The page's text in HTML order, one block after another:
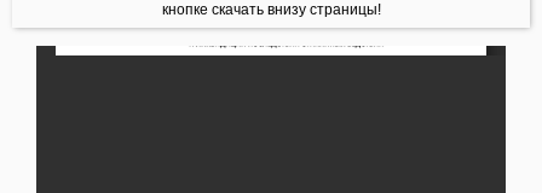
кнопке скачать внизу страницы!